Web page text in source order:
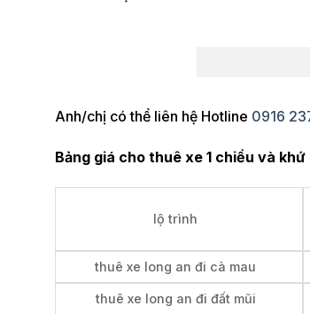
Anh/chị có thể liên hệ Hotline 0916
Bảng giá cho thuê xe 1 chiều và
lộ trình
thuê xe long an đi cà mau
thuê xe long an đi đất mũi